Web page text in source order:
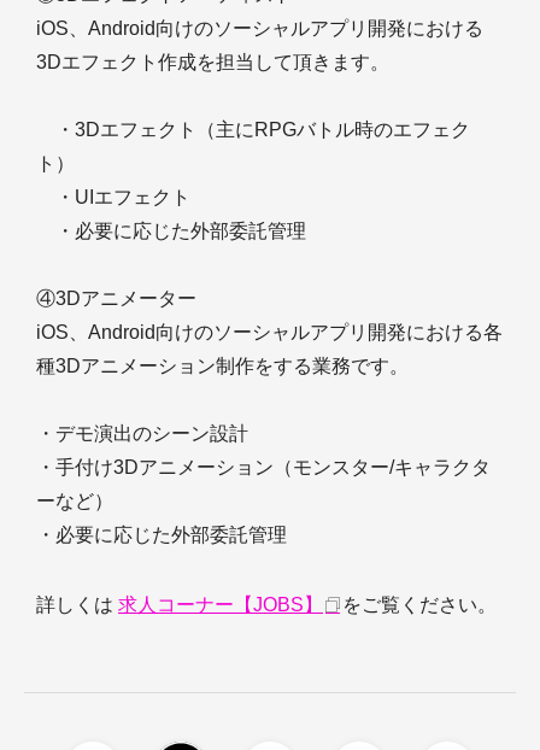
iOS、Android向けのソーシャルアプリ開発における
3Dエフェクト作成を担当して頂きます。
・3Dエフェクト（主にRPGバトル時のエフェク
ト）
・UIエフェクト
・必要に応じた外部委託管理
④3Dアニメーター
iOS、Android向けのソーシャルアプリ開発における各
種3Dアニメーション制作をする業務です。
・デモ演出のシーン設計
・手付け3Dアニメーション（モンスター/キャラクタ
ーなど）
・必要に応じた外部委託管理
詳しくは 求人コーナー【JOBS】 をご覧ください。